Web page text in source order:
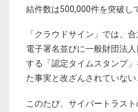
結件数は500,000件を突破し
「クラウドサイン」では、
電子署名並びに一般財団法
する「認定タイムスタンプ
た事実と改ざんされていない
このたび、サイバートラス